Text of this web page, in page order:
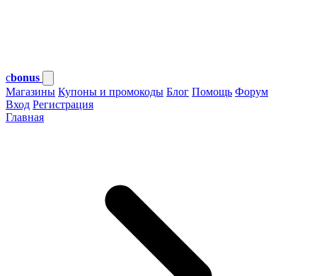
cbonus
Магазины Купоны и промокоды Блог Помощь Форум
Вход Регистрация
Главная